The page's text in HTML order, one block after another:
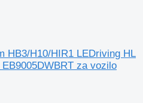
HB3/H10/HIR1 LEDriving HL
za vozilo